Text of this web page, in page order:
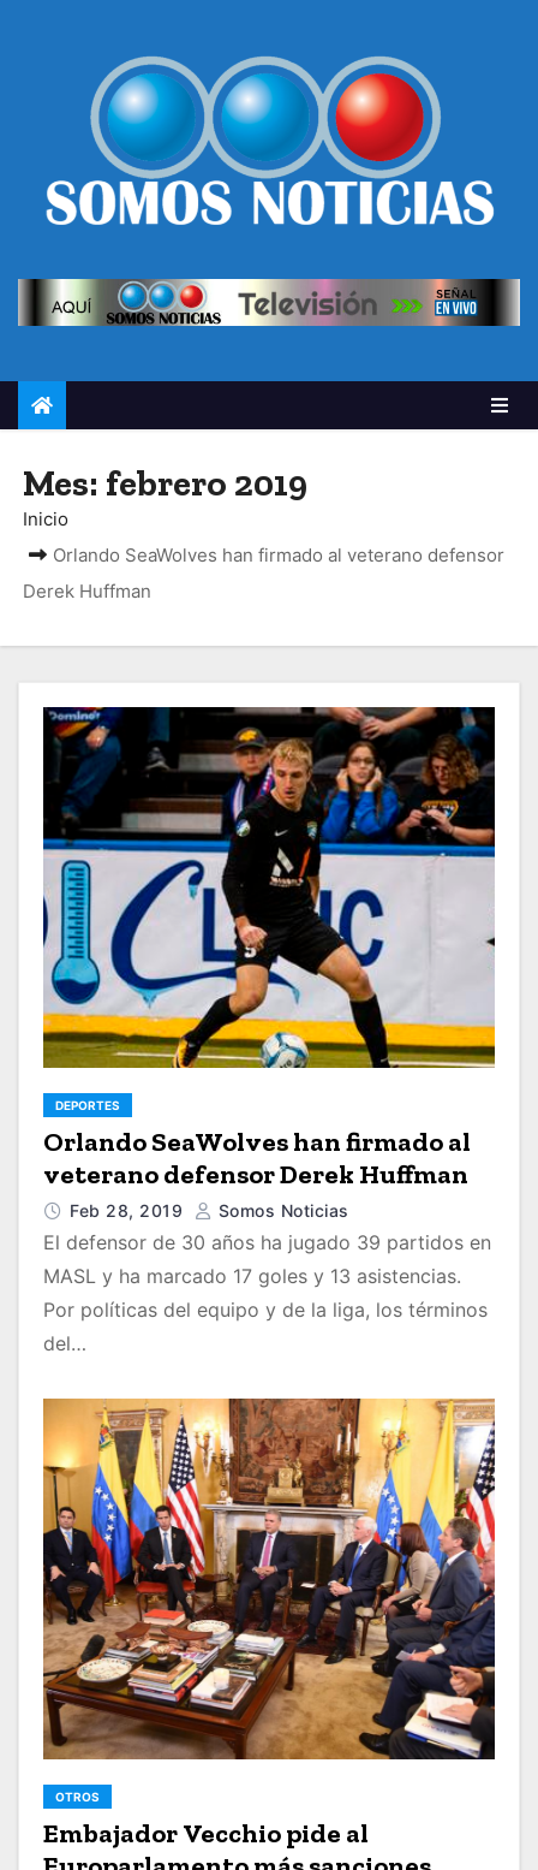
Mes: febrero 2019
Inicio
Orlando SeaWolves han firmado al veterano defensor
Derek Huffman
DEPORTES
Orlando SeaWolves han firmado al
veterano defensor Derek Huffman
Feb 28, 2019 Somos Noticias
El defensor de 30 años ha jugado 39 partidos en
MASL y ha marcado 17 goles y 13 asistencias.
Por políticas del equipo y de la liga, los términos
del…
OTROS
Embajador Vecchio pide al